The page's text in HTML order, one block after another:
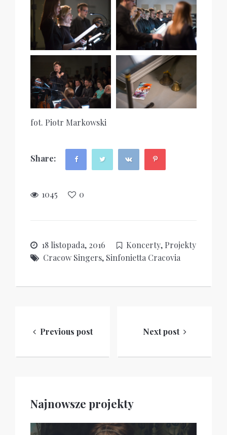
fot. Piotr Markowski
Share:
1045 0
18 listopada, 2016 Koncerty, Projekty
Cracow Singers, Sinfonietta Cracovia
wpisuPrevious post Next post
Najnowsze projekty